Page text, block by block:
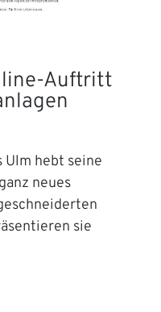
Auftritt
Ulm hebt seine
neues
sie